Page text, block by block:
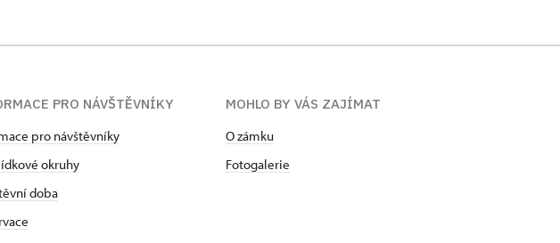
PRO NÁVŠTĚVNÍKY
pro návštěvníky
okruhy
doba
MOHLO BY VÁS ZAJÍMAT
O zámku
Fotogalerie